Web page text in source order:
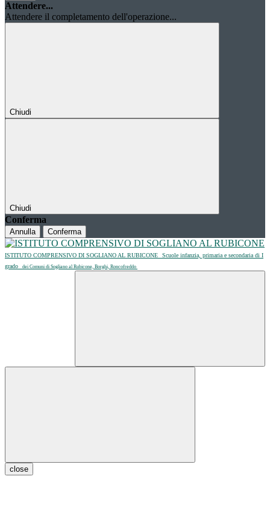
Attendere...
Attendere il completamento dell'operazione...
Chiudi
Chiudi
Conferma
Annulla Conferma
ISTITUTO COMPRENSIVO DI SOGLIANO AL RUBICONE
Scuole infanzia, primaria e secondaria di I
grado
dei Comuni di Sogliano al Rubicone, Borghi, Roncofreddo
close